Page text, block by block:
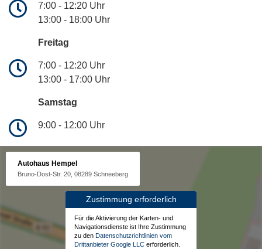
7:00 - 12:20 Uhr
13:00 - 18:00 Uhr
Freitag
7:00 - 12:20 Uhr
13:00 - 17:00 Uhr
Samstag
9:00 - 12:00 Uhr
Autohaus Hempel
Bruno-Dost-Str. 20, 08289 Schneeberg
Zustimmung erforderlich
Für die Aktivierung der Karten- und
Navigationsdienste ist Ihre Zustimmung
zu den Datenschutzrichtlinien vom
Drittanbieter Google LLC erforderlich.